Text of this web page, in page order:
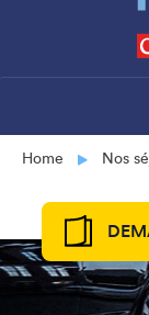
Home Nos